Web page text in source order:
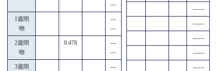
---
1週間
物
---
---
2週間
物
0.478
---
---
3週間
---
------
------
------
------
------